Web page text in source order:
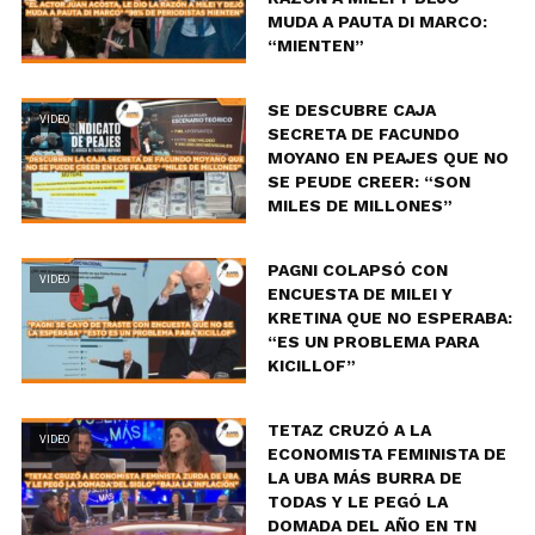
MUDA A PAUTA DI MARCO:
“MIENTEN”
VIDEO
SE DESCUBRE CAJA
SECRETA DE FACUNDO
MOYANO EN PEAJES QUE NO
SE PEUDE CREER: “SON
MILES DE MILLONES”
VIDEO
PAGNI COLAPSÓ CON
ENCUESTA DE MILEI Y
KRETINA QUE NO ESPERABA:
“ES UN PROBLEMA PARA
KICILLOF”
VIDEO
TETAZ CRUZÓ A LA
ECONOMISTA FEMINISTA DE
LA UBA MÁS BURRA DE
TODAS Y LE PEGÓ LA
DOMADA DEL AÑO EN TN